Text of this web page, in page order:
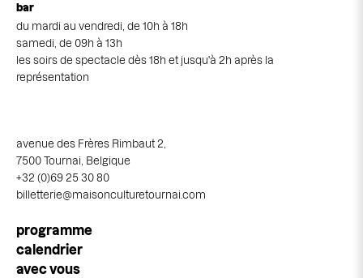
bar
du mardi au vendredi, de 10h à 18h
samedi, de 09h à 13h
les soirs de spectacle dès 18h et jusqu'à 2h après la
représentation
avenue des Frères Rimbaut 2,
7500 Tournai, Belgique
+32 (0)69 25 30 80
billetterie@maisonculturetournai.com
Navigation
principale
programme
calendrier
avec vous